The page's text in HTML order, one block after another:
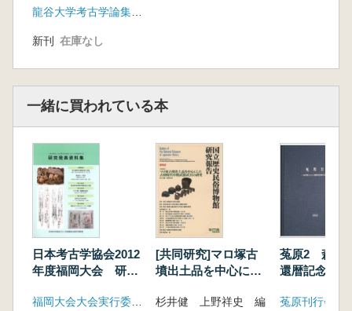
國下多美樹 「長岡京型条坊制の新復原」
久世康博 「「掘立柱」はどうして無くなっ
北野信彦 「古代におけるベンガラ顔料生産
出土の赤色顔料小塊片に関する分析調査-」
神石 都 「今治平野における出土貿易陶磁
器の研究-八町遺跡を中心に-」
徳網克己 「水辺の神社庭園」
川村和正 「都祁地域の推定氷室遺構の踏査
情報について」
畑中英二 「鈴鹿山系を巡る交流-近江・伊
活動報告:時光寺古墳の調査・阿弥陀15号墳
の調査・稲荷山古墳群の調査・穴太野添古墳群
の測量調査
龍谷大学考古学論集刊行会
新刊 在庫なし
一緒に買われている本
日本考古学協会2012
年度福岡大会 研究
[共同研究]マロ塚古
墳出土品を中心にし
武具の研究
杉井健 上野祥史 編
菟原2 森岡
還暦記念論
菟原刊行会